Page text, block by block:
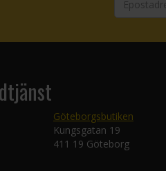
Göteborgsbutiken
Kungsgatan 19
411 19 Göteborg